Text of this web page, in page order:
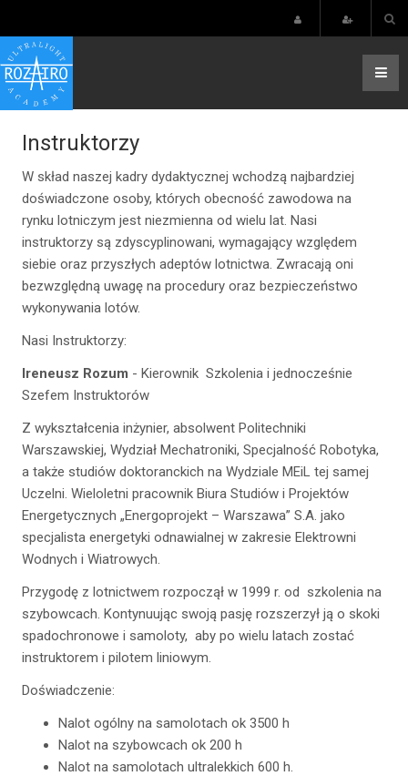
Instruktorzy
W skład naszej kadry dydaktycznej wchodzą najbardziej
doświadczone osoby, których obecność zawodowa na
rynku lotniczym jest niezmienna od wielu lat. Nasi
instruktorzy są zdyscyplinowani, wymagający względem
siebie oraz przyszłych adeptów lotnictwa. Zwracają oni
bezwzględną uwagę na procedury oraz bezpieczeństwo
wykonywania lotów.
Nasi Instruktorzy:
Ireneusz Rozum - Kierownik Szkolenia i jednocześnie
Szefem Instruktorów
Z wykształcenia inżynier, absolwent Politechniki
Warszawskiej, Wydział Mechatroniki, Specjalność Robotyka,
a także studiów doktoranckich na Wydziale MEiL tej samej
Uczelni. Wieloletni pracownik Biura Studiów i Projektów
Energetycznych „Energoprojekt – Warszawa” S.A. jako
specjalista energetyki odnawialnej w zakresie Elektrowni
Wodnych i Wiatrowych.
Przygodę z lotnictwem rozpoczął w 1999 r. od szkolenia na
szybowcach. Kontynuując swoją pasję rozszerzył ją o skoki
spadochronowe i samoloty, aby po wielu latach zostać
instruktorem i pilotem liniowym.
Doświadczenie:
Nalot ogólny na samolotach ok 3500 h
Nalot na szybowcach ok 200 h
Nalot na samolotach ultralekkich 600 h.